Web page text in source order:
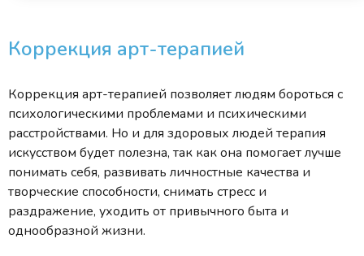
Коррекция арт-терапией
Коррекция арт-терапией позволяет людям бороться с
психологическими проблемами и психическими
расстройствами. Но и для здоровых людей терапия
искусством будет полезна, так как она помогает лучше
понимать себя, развивать личностные качества и
творческие способности, снимать стресс и
раздражение, уходить от привычного быта и
однообразной жизни.